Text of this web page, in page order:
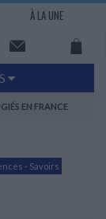
À LA UNE
- Histoire
EN FRANCE
- Savoirs